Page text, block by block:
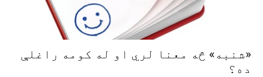
«شنبه» څه معنا لري او له کومه راغلې
ده؟